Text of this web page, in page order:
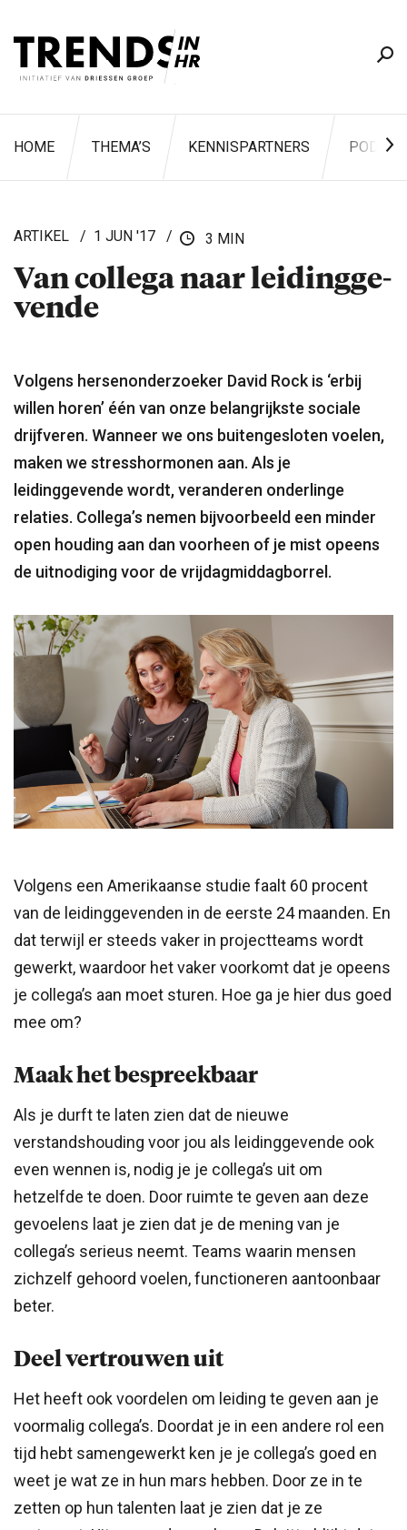
HOME THEMA’S KENNISPARTNERS
ZOEKEN
ARTIKEL 1 JUN '17 3 MIN
Van collega naar leidingge­
vende
Volgens hersenonderzoeker David Rock is ‘erbij
willen horen’ één van onze belangrijkste sociale
drijfveren. Wanneer we ons buitengesloten voelen,
maken we stresshormonen aan. Als je
leidinggevende wordt, veranderen onderlinge
relaties. Collega’s nemen bijvoorbeeld een minder
open houding aan dan voorheen of je mist opeens
de uitnodiging voor de vrijdagmiddagborrel.
Volgens een Amerikaanse studie faalt 60 procent
van de leidinggevenden in de eerste 24 maanden. En
dat terwijl er steeds vaker in projectteams wordt
gewerkt, waardoor het vaker voorkomt dat je opeens
je collega’s aan moet sturen. Hoe ga je hier dus goed
mee om?
Maak het bespreekbaar
Als je durft te laten zien dat de nieuwe
verstandshouding voor jou als leidinggevende ook
even wennen is, nodig je je collega’s uit om
hetzelfde te doen. Door ruimte te geven aan deze
gevoelens laat je zien dat je de mening van je
collega’s serieus neemt. Teams waarin mensen
zichzelf gehoord voelen, functioneren aantoonbaar
beter.
Deel vertrouwen uit
Het heeft ook voordelen om leiding te geven aan je
voormalig collega’s. Doordat je in een andere rol een
tijd hebt samengewerkt ken je je collega’s goed en
weet je wat ze in hun mars hebben. Door ze in te
zetten op hun talenten laat je zien dat je ze